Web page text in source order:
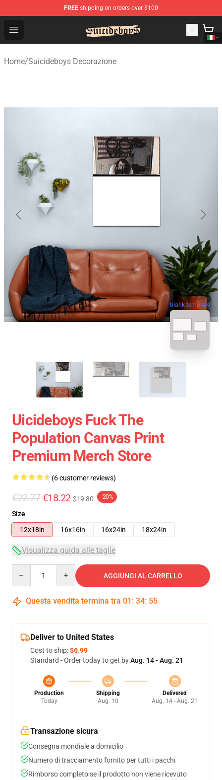
FREE shipping on orders over $100
Open menu
$uicideboy$ Shop - Official $uicideboy$ Merchandise
Home/Suicideboys Decorazione
blank template
Uicideboys Fuck The
Population Canvas Print
Premium Merch Store
(6 customer reviews)
€22.77 €18.22 $19.80 -20%
Size
12x18in
16x16in 16x24in 18x24in
Visualizza guida alle taglie
AGGIUNGI AL CARRELLO
Questa vendita termina tra 01 : 34: 54
Deliver to United States
Cost to ship:$6.99
Standard - Order today to get byAug. 14 - Aug. 21
Production
Today
Shipping
Aug. 10
Delivered
Aug. 14 - Aug. 21
Transazione sicura
Consegna mondiale a domicilio
Numero di tracciamento fornito per tutti i pacchi
Rimborso completo se il prodotto non viene ricevuto